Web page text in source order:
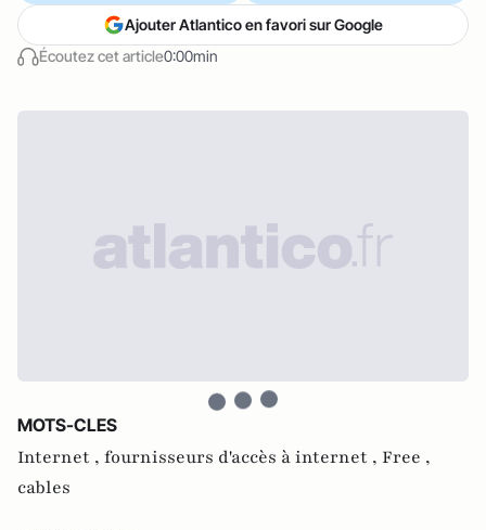
Écoutez cet article0:00min
Ajouter Atlantico en favori sur Google
MOTS-CLES
Internet , fournisseurs d'accès à internet , Free ,
cables